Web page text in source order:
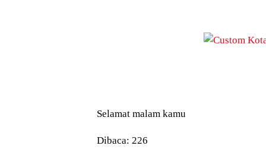
Selamat malam kamu
Dibaca: 226